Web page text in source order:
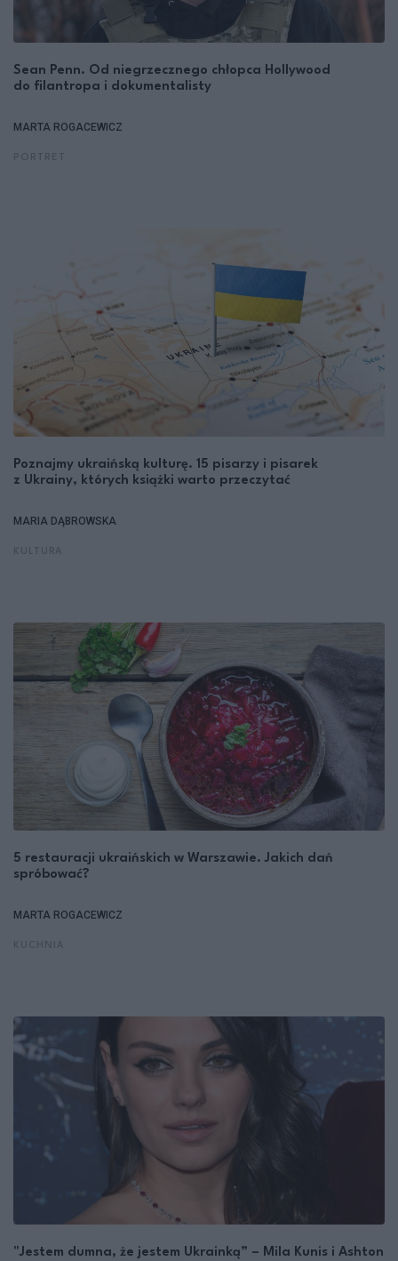
Sean Penn. Od niegrzecznego chłopca Hollywood
do filantropa i dokumentalisty
MARTA ROGACEWICZ
Poznajmy ukraińską kulturę. 15 pisarzy i pisarek
z Ukrainy, których książki warto przeczytać
MARIA DĄBROWSKA
5 restauracji ukraińskich w Warszawie. Jakich dań
spróbować?
MARTA ROGACEWICZ
"Jestem dumna, że jestem Ukrainką” – Mila Kunis i Ashton